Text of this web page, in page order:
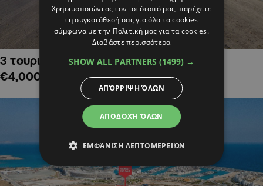
3 τουριστικά χωράφια στην Αλαμινό,
€4,000,000
Χρησιμοποιώντας τον ιστότοπό μας, παρέχετε
τη συγκατάθεσή σας για όλα τα cookies
σύμφωνα με την Πολιτική μας για τα cookies.
Διαβάστε περισσότερα
SHOW ALL PARTNERS (1499) →
ΑΠΟΔΟΧΉ ΌΛΩΝ
ΑΠΌΡΡΙΨΗ ΌΛΩΝ
ΕΜΦΆΝΙΣΗ ΛΕΠΤΟΜΕΡΕΙΏΝ